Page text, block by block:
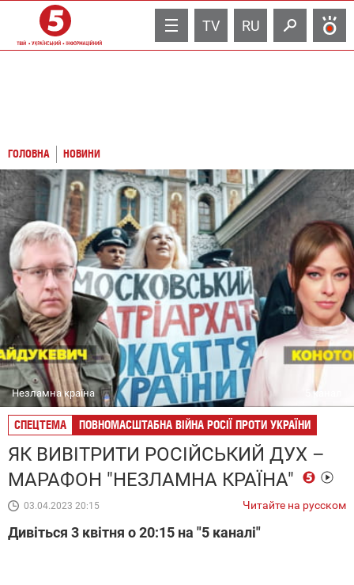
TV RU
ГОЛОВНА НОВИНИ
Незламна країна 5 канал
СПЕЦТЕМА ПОВНОМАСШТАБНА ВІЙНА РОСІЇ ПРОТИ УКРАЇНИ
ЯК ВИВІТРИТИ РОСІЙСЬКИЙ ДУХ –
МАРАФОН "НЕЗЛАМНА КРАЇНА"
03.04.2023 20:15 Читайте на русском
Дивіться 3 квітня о 20:15 на "5 каналі"